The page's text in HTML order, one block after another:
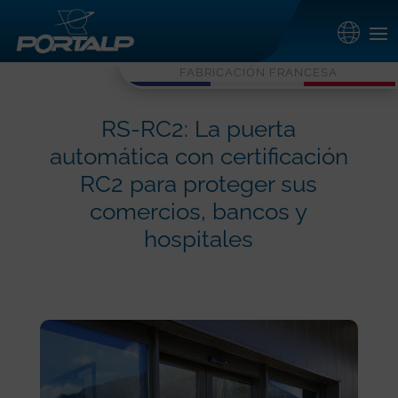
FABRICACIÓN FRANCESA
RS-RC2: La puerta
automática con certificación
RC2 para proteger sus
comercios, bancos y
hospitales